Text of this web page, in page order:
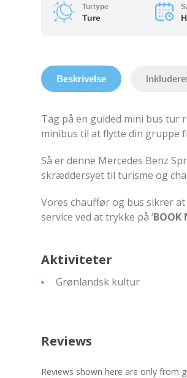
Turtype
Ture
Beskrivelse
Tag på en guided mini bus tur
minibus til at flytte din gruppe
Så er denne Mercedes Benz
skræddersyet til turisme og
Vores chauffør og bus sikrer
service ved at trykke på ‘BOOK
Aktiviteter
Grønlandsk kultur
Reviews
Reviews shown here are only from